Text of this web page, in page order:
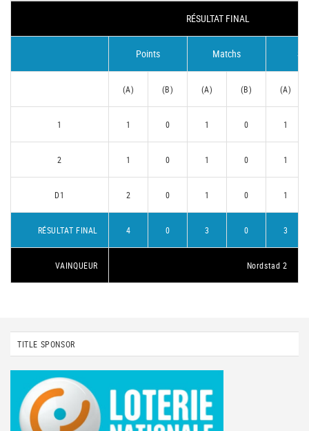
RÉSULTAT FINAL
Points Matchs
(A) (B) (A) (B) (A)
1 1 0 1 0 1
2 1 0 1 0 1
D1 2 0 1 0 1
RÉSULTAT FINAL 4 0 3 0 3
VAINQUEUR Nordstad 2
TITLE SPONSOR